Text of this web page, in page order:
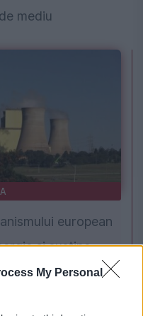
My Personal
mediu
european
și susține
cărbune. Critici la